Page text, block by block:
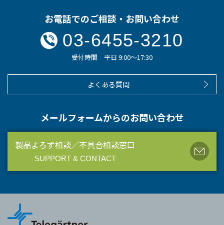
お電話でのご相談・お問い合わせ
03-6455-3210
受付時間 平日 9:00～17:30
よくある質問
メールフォームからのお問い合わせ
製品よろず相談／不具合相談窓口
SUPPORT & CONTACT